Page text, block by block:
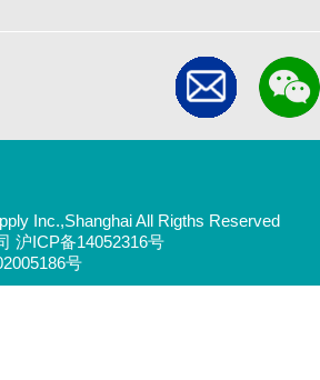
Inc.,Shanghai All Rigths Reserved
沪ICP备14052316号
号